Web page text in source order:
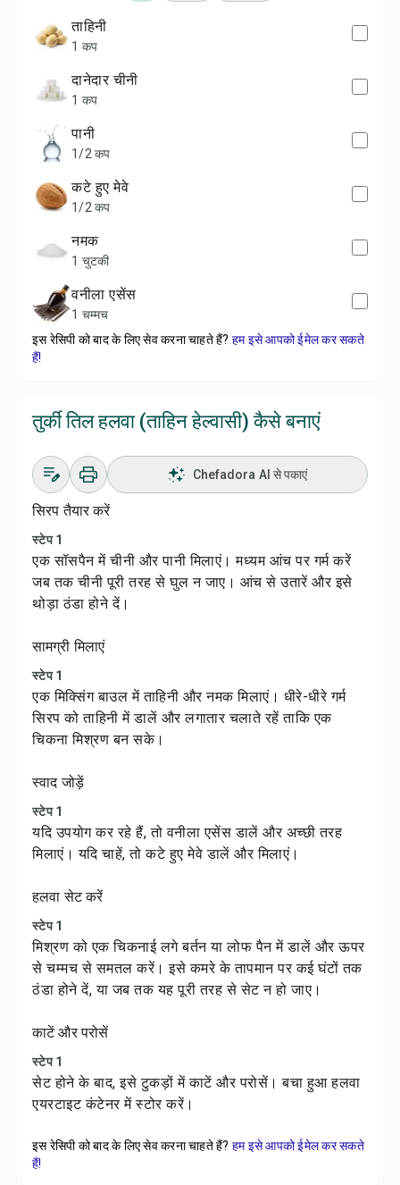
ताहिनी
1 कप
दानेदार चीनी
1 कप
पानी
1/2 कप
कटे हुए मेवे
1/2 कप
नमक
1 चुटकी
वनीला एसेंस
1 चम्मच
इस रेसिपी को बाद के लिए सेव करना चाहते हैं? हम इसे आपको ईमेल कर सकते
हैं!
तुर्की तिल हलवा (ताहिन हेल्वासी) कैसे बनाएं
Chefadora AI से पकाएं
सिरप तैयार करें
स्टेप 1
एक सॉसपैन में चीनी और पानी मिलाएं। मध्यम आंच पर गर्म करें
जब तक चीनी पूरी तरह से घुल न जाए। आंच से उतारें और इसे
थोड़ा ठंडा होने दें।
सामग्री मिलाएं
स्टेप 1
एक मिक्सिंग बाउल में ताहिनी और नमक मिलाएं। धीरे-धीरे गर्म
सिरप को ताहिनी में डालें और लगातार चलाते रहें ताकि एक
चिकना मिश्रण बन सके।
स्वाद जोड़ें
स्टेप 1
यदि उपयोग कर रहे हैं, तो वनीला एसेंस डालें और अच्छी तरह
मिलाएं। यदि चाहें, तो कटे हुए मेवे डालें और मिलाएं।
हलवा सेट करें
स्टेप 1
मिश्रण को एक चिकनाई लगे बर्तन या लोफ पैन में डालें और ऊपर
से चम्मच से समतल करें। इसे कमरे के तापमान पर कई घंटों तक
ठंडा होने दें, या जब तक यह पूरी तरह से सेट न हो जाए।
काटें और परोसें
स्टेप 1
सेट होने के बाद, इसे टुकड़ों में काटें और परोसें। बचा हुआ हलवा
एयरटाइट कंटेनर में स्टोर करें।
इस रेसिपी को बाद के लिए सेव करना चाहते हैं? हम इसे आपको ईमेल कर सकते
हैं!